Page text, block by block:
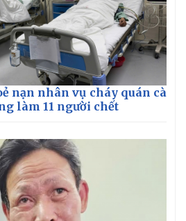
nạn nhân vụ cháy quán cà
làm 11 người chết